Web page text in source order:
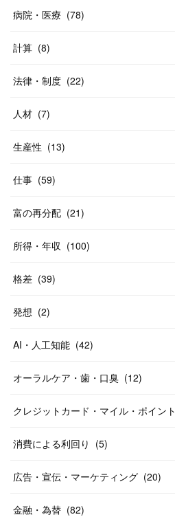
病院・医療 (78)
計算 (8)
法律・制度 (22)
人材 (7)
生産性 (13)
仕事 (59)
富の再分配 (21)
所得・年収 (100)
格差 (39)
発想 (2)
AI・人工知能 (42)
オーラルケア・歯・口臭 (12)
クレジットカード・マイル・ポイント
消費による利回り (5)
広告・宣伝・マーケティング (20)
金融・為替 (82)